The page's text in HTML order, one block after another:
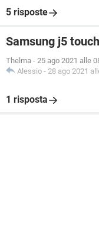
5 risposte
Samsung j5
Thelma - 25 ago 2021 alle
Alessio - 28 ago 2021
1 risposta